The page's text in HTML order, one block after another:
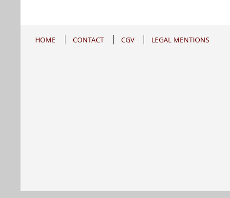
HOME CONTACT CGV LEGAL MENTIONS